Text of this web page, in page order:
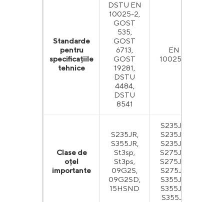
Standarde
pentru
specificațiile
tehnice
DSTU EN
10025-2,
GOST
535,
GOST
6713,
GOST
19281,
DSTU
4484,
DSTU
8541
EN
10025-2
Clase de
oțel
importante
S235JR,
S355JR,
St3sp,
St3ps,
09G2S,
09G2SD,
15HSND
S235JR,
S235J0,
S235J2,
S275JR,
S275J0,
S275J2,
S355JR,
S355J0,
S355J2